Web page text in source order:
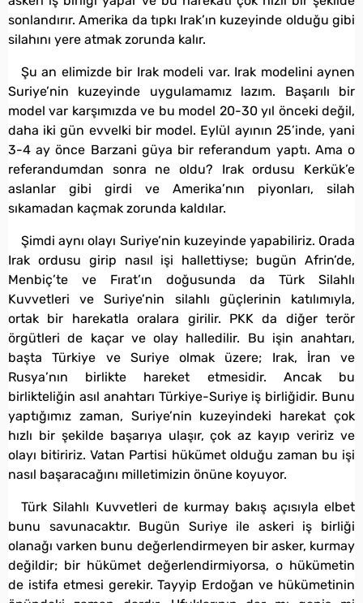
sonlandırır. Amerika da tıpkı Irak’ın kuzeyinde olduğu gibi
silahını yere atmak zorunda kalır.
Şu an elimizde bir Irak modeli var. Irak modelini aynen
Suriye’nin kuzeyinde uygulamamız lazım. Başarılı bir
model var karşımızda ve bu model 20-30 yıl önceki değil,
daha iki gün evvelki bir model. Eylül ayının 25’inde, yani
3-4 ay önce Barzani güya bir referandum yaptı. Ama o
referandumdan sonra ne oldu? Irak ordusu Kerkük’e
aslanlar gibi girdi ve Amerika’nın piyonları, silah
sıkamadan kaçmak zorunda kaldılar.
Şimdi aynı olayı Suriye’nin kuzeyinde yapabiliriz. Orada
Irak ordusu girip nasıl işi hallettiyse; bugün Afrin’de,
Menbiç’te ve Fırat’ın doğusunda da Türk Silahlı
Kuvvetleri ve Suriye’nin silahlı güçlerinin katılımıyla,
ortak bir harekatla oralara girilir. PKK da diğer terör
örgütleri de kaçar ve olay halledilir. Bu işin anahtarı,
başta Türkiye ve Suriye olmak üzere; Irak, İran ve
Rusya’nın birlikte hareket etmesidir. Ancak bu
birlikteliğin asıl anahtarı Türkiye-Suriye iş birliğidir. Bunu
yaptığımız zaman, Suriye’nin kuzeyindeki harekat çok
hızlı bir şekilde başarıya ulaşır, çok az kayıp veririz ve
olayı bitiririz. Vatan Partisi hükümet olduğu zaman bu işi
nasıl başaracağını milletimizin önüne koyuyor.
Türk Silahlı Kuvvetleri de kurmay bakış açısıyla elbet
bunu savunacaktır. Bugün Suriye ile askeri iş birliği
olanağı varken bunu değerlendirmeyen bir asker, kurmay
değildir; bir hükümet değerlendirmiyorsa, o hükümetin
de istifa etmesi gerekir. Tayyip Erdoğan ve hükümetinin